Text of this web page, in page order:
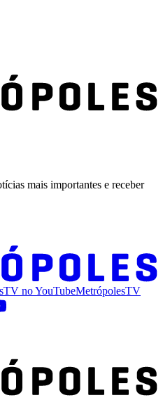
mais importantes e receber
noYouTubeMetrópolesTV